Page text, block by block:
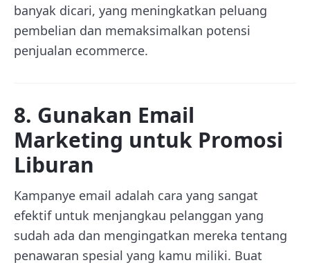
banyak dicari, yang meningkatkan peluang
pembelian dan memaksimalkan potensi
penjualan ecommerce.
8. Gunakan Email
Marketing untuk Promosi
Liburan
Kampanye email adalah cara yang sangat
efektif untuk menjangkau pelanggan yang
sudah ada dan mengingatkan mereka tentang
penawaran spesial yang kamu miliki. Buat